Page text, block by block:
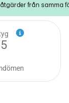
från samma